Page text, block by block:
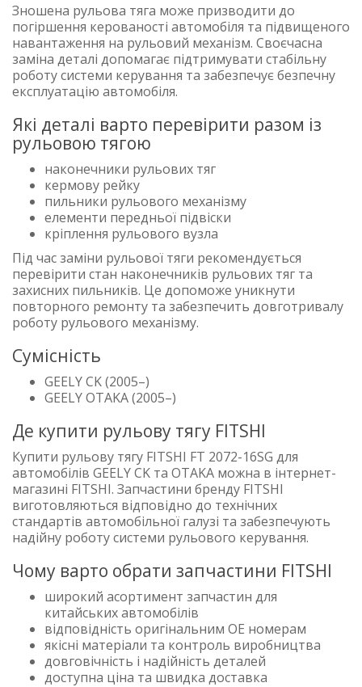
Зношена рульова тяга може призводити до
погіршення керованості автомобіля та підвищеного
навантаження на рульовий механізм. Своєчасна
заміна деталі допомагає підтримувати стабільну
роботу системи керування та забезпечує безпечну
експлуатацію автомобіля.
Які деталі варто перевірити разом із
рульовою тягою
наконечники рульових тяг
кермову рейку
пильники рульового механізму
елементи передньої підвіски
кріплення рульового вузла
Під час заміни рульової тяги рекомендується
перевірити стан наконечників рульових тяг та
захисних пильників. Це допоможе уникнути
повторного ремонту та забезпечить довготривалу
роботу рульового механізму.
Сумісність
GEELY CK (2005–)
GEELY OTAKA (2005–)
Де купити рульову тягу FITSHI
Купити рульову тягу FITSHI FT 2072-16SG для
автомобілів GEELY CK та OTAKA можна в інтернет-
магазині FITSHI. Запчастини бренду FITSHI
виготовляються відповідно до технічних
стандартів автомобільної галузі та забезпечують
надійну роботу системи рульового керування.
Чому варто обрати запчастини FITSHI
широкий асортимент запчастин для
китайських автомобілів
відповідність оригінальним OE номерам
якісні матеріали та контроль виробництва
довговічність і надійність деталей
доступна ціна та швидка доставка